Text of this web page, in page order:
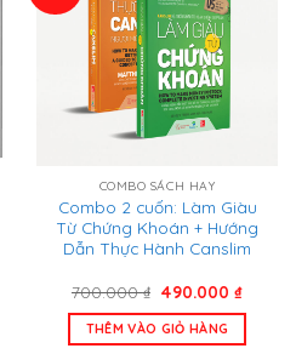
COMBO SÁCH HAY
Combo 2 cuốn: Làm Giàu
Từ Chứng Khoán + Hướng
Dẫn Thực Hành Canslim
700.000₫ Giá
là:
700.000 ₫.
490.000₫Giá
tại
THÊM VÀO GIỎ HÀNG